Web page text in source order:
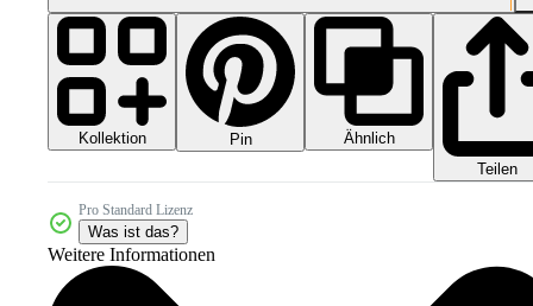
Kollektion Pin
Ähnlich
Teilen
Pro Standard Lizenz
Was ist das?
Weitere Informationen